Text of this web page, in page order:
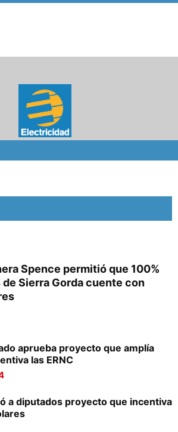
Spence permitió que 100%
Sierra Gorda cuente con
aprueba proyecto que amplía
las ERNC
a diputados proyecto que incentiva